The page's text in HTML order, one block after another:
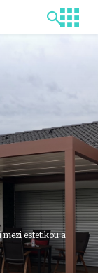
estetikou a